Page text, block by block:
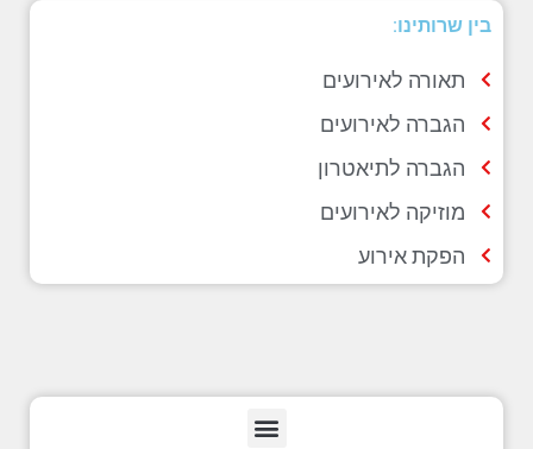
בין שרותינו:
תאורה לאירועים
הגברה לאירועים
הגברה לתיאטרון
מוזיקה לאירועים
הפקת אירוע